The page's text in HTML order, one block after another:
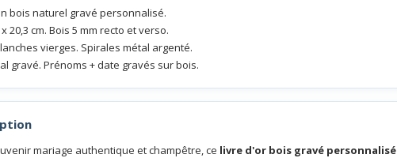
bois naturel gravé personnalisé.
20,3 cm. Bois 5 mm recto et verso.
vierges. Spirales métal argenté.
gravé. Prénoms + date gravés sur bois.
mariage authentique et champêtre, ce livre d'or bois gravé personnalisé